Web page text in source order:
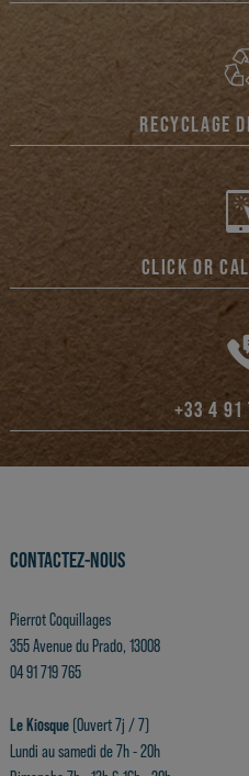
RECYCLAGE
CLICK OR
+33 4 91
CONTACTEZ-NOUS
Pierrot Coquillages
355 Avenue du Prado, 13008
04 91 719 765
Le Kiosque (Ouvert 7j / 7)
Lundi au samedi de 7h - 20h